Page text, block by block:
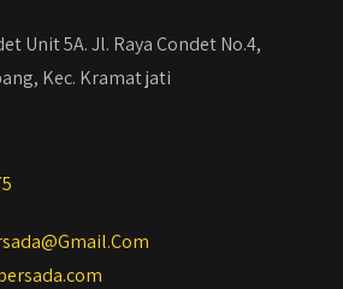
Unit 5A. Jl. Raya Condet No.4,
Kec. Kramat jati